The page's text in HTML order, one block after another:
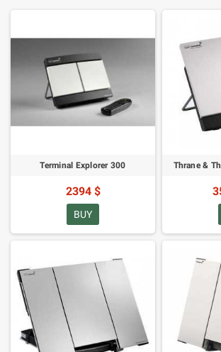
Terminal Explorer 300
2394 $
BUY
Thrane &